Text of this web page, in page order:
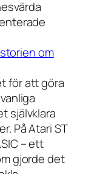
om
för att göra
självklara
På Atari ST
– ett
gjorde det